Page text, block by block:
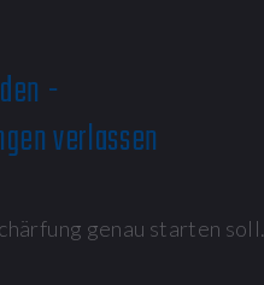
-
verlassen
genau starten soll.